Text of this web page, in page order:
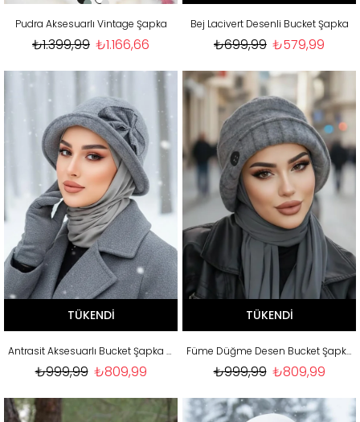
Pudra Aksesuarlı Vintage Şapka
₺1.166,66
₺1.399,99
Bej Lacivert Desenli Bucket Şapka
₺579,99
₺699,99
TÜKENDI
Antrasit Aksesuarlı Bucket Şapka - 30401
₺809,99
₺999,99
TÜKENDI
Füme Düğme Desen Bucket Şapka
₺809,99
₺999,99